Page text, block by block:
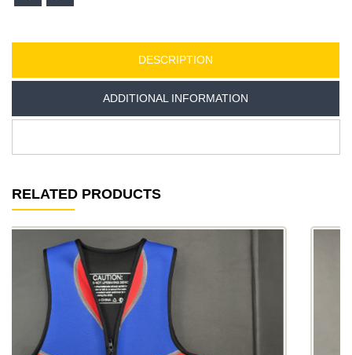
DESCRIPTION
ADDITIONAL INFORMATION
RELATED PRODUCTS